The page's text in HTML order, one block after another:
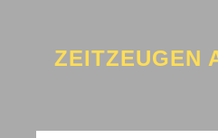
ZEITZEUGEN